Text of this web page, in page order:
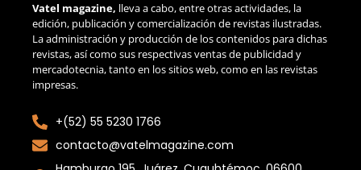
Vatel magazine, lleva a cabo, entre otras actividades, la
edición, publicación y comercialización de revistas ilustradas.
La administración y producción de los contenidos para dichas
revistas, así como sus respectivas ventas de publicidad y
mercadotecnia, tanto en los sitios web, como en las revistas
impresas.
+(52) 55 5230 1766
contacto@vatelmagazine.com